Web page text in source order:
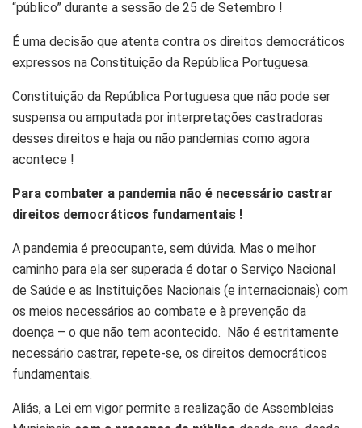
“público” durante a sessão de 25 de Setembro !
É uma decisão que atenta contra os direitos democráticos
expressos na Constituição da República Portuguesa.
Constituição da República Portuguesa que não pode ser
suspensa ou amputada por interpretações castradoras
desses direitos e haja ou não pandemias como agora
acontece !
Para combater a pandemia não é necessário castrar
direitos democráticos fundamentais !
A pandemia é preocupante, sem dúvida. Mas o melhor
caminho para ela ser superada é dotar o Serviço Nacional
de Saúde e as Instituições Nacionais (e internacionais) com
os meios necessários ao combate e à prevenção da
doença – o que não tem acontecido. Não é estritamente
necessário castrar, repete-se, os direitos democráticos
fundamentais.
Aliás, a Lei em vigor permite a realização de Assembleias